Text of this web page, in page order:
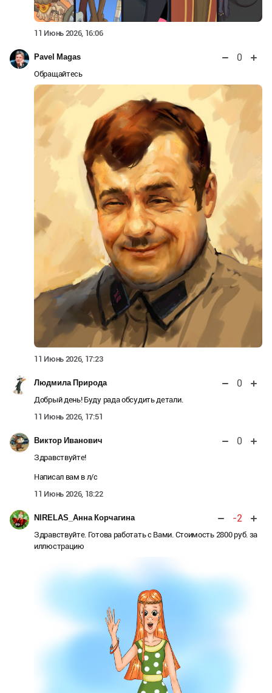
11 Июнь 2026, 16:06
Pavel Magas 0
Обращайтесь
11 Июнь 2026, 17:23
Людмила Природа 0
Добрый день! Буду рада обсудить детали.
11 Июнь 2026, 17:51
Виктор Иванович 0
Здравствуйте!
Написал вам в л/с
11 Июнь 2026, 18:22
NIRELAS_Анна Корчагина -2
Здравствуйте. Готова работать с Вами. Стоимость 2800 руб. за
иллюстрацию